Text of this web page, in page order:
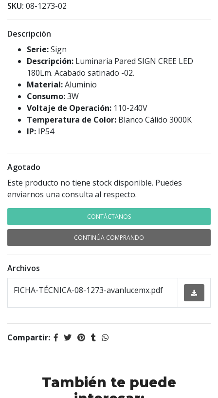
SKU: 08-1273-02
Descripción
Serie:Sign
Descripción: Luminaria Pared SIGN CREE LED
180Lm. Acabado satinado -02.
Material:Aluminio
Consumo:3W
Voltaje de Operación: 110-240V
Temperatura de Color: Blanco Cálido 3000K
IP: IP54
Agotado
Este producto no tiene stock disponible. Puedes
enviarnos una consulta al respecto.
CONTÁCTANOS
CONTINÚA COMPRANDO
Archivos
FICHA-TÉCNICA-08-1273-avanlucemx.pdf
Compartir:
También te puede